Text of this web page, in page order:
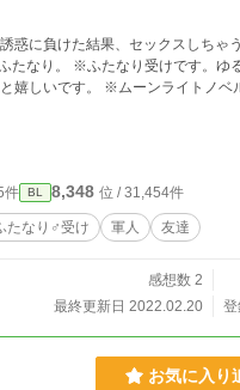
に負けた結果、セックスしちゃうお話
ゆるーいです。ふ
嬉しいです。 ※ムーンライトノベ
件 BL 8,348 位 / 31,454件
たなり♂受け 軍人 友達
感想数 2
最終更新日 2022.02.20
お気に入り